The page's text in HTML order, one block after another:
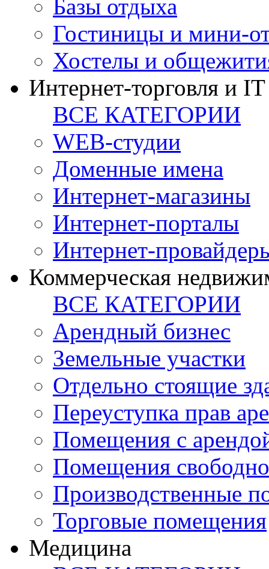
Базы отдыха
Гостиницы и мини-
Хостелы и
Интернет-торговля и IT
ВСЕ КАТЕГОРИИ
WEB-студии
Доменные имена
Интернет-магазины
Интернет-порталы
Интернет-
Коммерческая
ВСЕ КАТЕГОРИИ
Арендный бизнес
Земельные участки
Отдельно стоящие
Переуступка прав
Помещения с
Помещения
Производственные
Торговые помещения
Медицина